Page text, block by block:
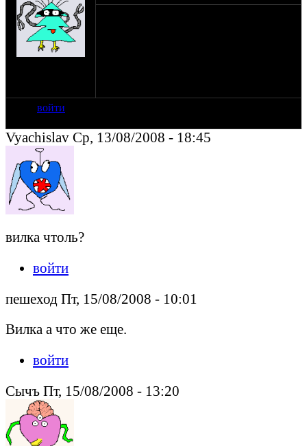
войти
Vyachislav Ср, 13/08/2008 - 18:45
вилка чтоль?
войти
пешеход Пт, 15/08/2008 - 10:01
Вилка а что же еще.
войти
Сычъ Пт, 15/08/2008 - 13:20